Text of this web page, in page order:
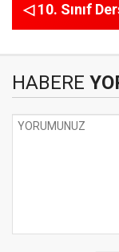
◁ 10. Sınıf
HABERE